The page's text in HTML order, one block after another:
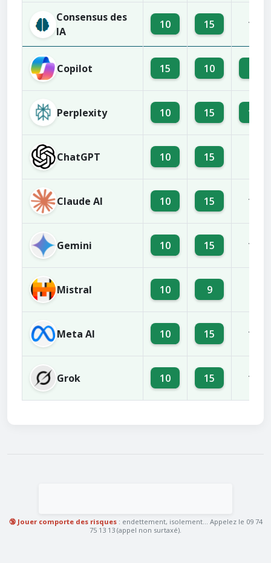
Consensus des
IA
10 15 13
Copilot 15 10
Perplexity 10 15 14
ChatGPT 10 15
Claude AI 10 15 13
Gemini 10 15 13
Mistral 10 9
Meta AI 10 15 13
Grok 10 15 13
🔞 Jouer comporte des risques: endettement, isolement... Appelez le 09 74
75 13 13 (appel non surtaxé).